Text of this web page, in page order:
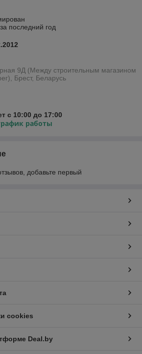
последний год
9Д (Между строительным магазином
Брест, Беларусь
с 10:00 до 17:00
работы
добавьте первый
cookies
Deal.by